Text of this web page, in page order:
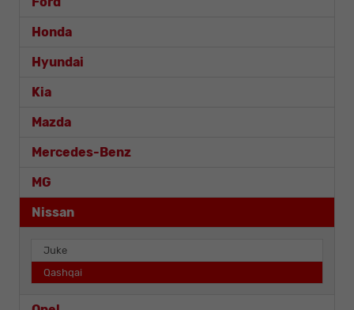
Honda
Hyundai
Kia
Mazda
Mercedes-Benz
MG
Nissan
Juke
Qashqai